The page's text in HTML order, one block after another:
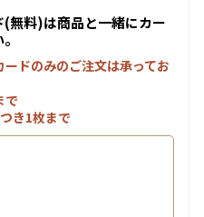
無料)は商品と一緒にカー
ドのみのご注文は承ってお
で
き1枚まで